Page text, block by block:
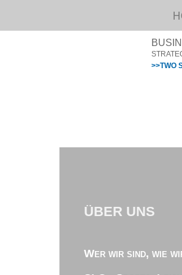
>>TWO
ÜBER UNS
Wer wir sind, wie